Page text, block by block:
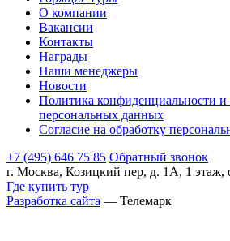
О компании
Вакансии
Контакты
Награды
Наши менеджеры
Новости
Политика конфиденциальности и
персональных данных
Согласие на обработку
+7 (495) 646 75 85 Обратный звонок
г. Москва, Козицкий пер, д. 1А, 1 этаж,
Где купить тур
Разработка сайта — Телемарк